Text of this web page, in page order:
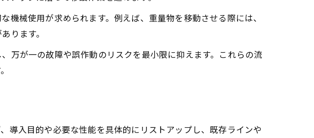
るコツと実例
重要ポイント
全管理の基本
とその対策
態の確認方法
順の最適化
の乗り越え方
械使用が求められます。例えば、重量物を移動させる際には、
ります。
万が一の故障や誤作動のリスクを最小限に抑えます。これらの流
導入目的や必要な性能を具体的にリストアップし、既存ラインや